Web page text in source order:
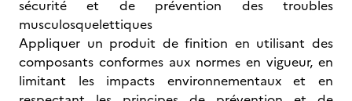
sécurité et de prévention des troubles
musculosquelettiques
Appliquer un produit de finition en utilisant des
composants conformes aux normes en vigueur, en
limitant les impacts environnementaux et en